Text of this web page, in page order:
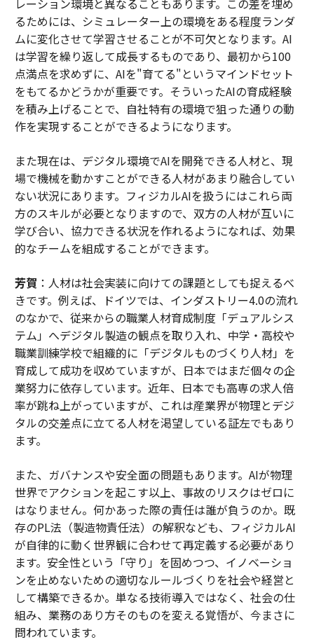
レーション環境と異なることもあります。この差を埋め
るためには、シミュレーター上の環境をある程度ランダ
ムに変化させて学習させることが不可欠となります。AI
は学習を繰り返して成長するものであり、最初から100
点満点を求めずに、AIを"育てる"というマインドセット
をもてるかどうかが重要です。そういったAIの育成経験
を積み上げることで、自社特有の環境で狙った通りの動
作を実現することができるようになります。
また現在は、デジタル環境でAIを開発できる人材と、現
場で機械を動かすことができる人材があまり融合してい
ない状況にあります。フィジカルAIを扱うにはこれら両
方のスキルが必要となりますので、双方の人材が互いに
学び合い、協力できる状況を作れるようになれば、効果
的なチームを組成することができます。
芳賀 ：人材は社会実装に向けての課題としても捉えるべ
きです。例えば、ドイツでは、インダストリー4.0の流れ
のなかで、従来からの職業人材育成制度「デュアルシス
テム」へデジタル製造の観点を取り入れ、中学・高校や
職業訓練学校で組織的に「デジタルものづくり人材」を
育成して成功を収めていますが、日本ではまだ個々の企
業努力に依存しています。近年、日本でも高専の求人倍
率が跳ね上がっていますが、これは産業界が物理とデジ
タルの交差点に立てる人材を渇望している証左でもあり
ます。
また、ガバナンスや安全面の問題もあります。AIが物理
世界でアクションを起こす以上、事故のリスクはゼロに
はなりません。何かあった際の責任は誰が負うのか。既
存のPL法（製造物責任法）の解釈なども、フィジカルAI
が自律的に動く世界観に合わせて再定義する必要があり
ます。安全性という「守り」を固めつつ、イノベーショ
ンを止めないための適切なルールづくりを社会や経営と
して構築できるか。単なる技術導入ではなく、社会の仕
組み、業務のあり方そのものを変える覚悟が、今まさに
問われています。